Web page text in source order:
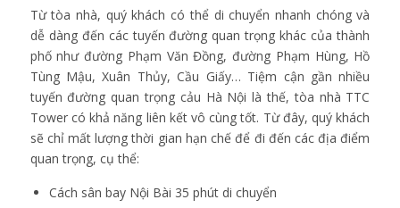
Từ tòa nhà, quý khách có thể di chuyển nhanh chóng và
dễ dàng đến các tuyến đường quan trọng khác của thành
phố như đường Phạm Văn Đồng, đường Phạm Hùng, Hồ
Tùng Mậu, Xuân Thủy, Cầu Giấy… Tiệm cận gần nhiều
tuyến đường quan trọng cảu Hà Nội là thế, tòa nhà TTC
Tower có khả năng liên kết vô cùng tốt. Từ đây, quý khách
sẽ chỉ mất lượng thời gian hạn chế để đi đến các địa điểm
quan trọng, cụ thể:
Cách sân bay Nội Bài 35 phút di chuyển